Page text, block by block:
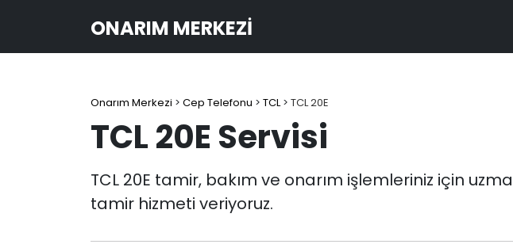
ONARIM MERKEZI
Onarım Merkezi > Cep Telefonu > TCL> TCL 20E
TCL 20E Servisi
TCL 20E tamir, bakım ve onarım işlemleriniz için
tamir hizmeti veriyoruz.